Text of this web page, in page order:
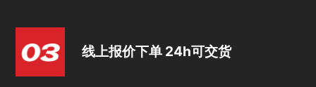
线上报价下单 24h可交货